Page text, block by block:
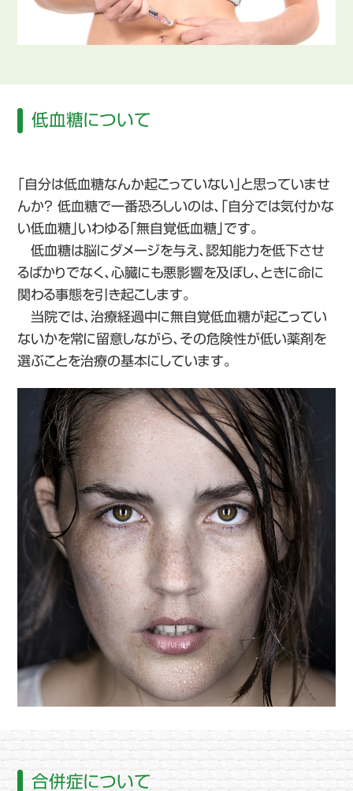
低血糖について
「自分は低血糖なんか起こっていない」と思っていませ
んか? 低血糖で一番恐ろしいのは、「自分では気付かな
い低血糖」いわゆる「無自覚低血糖」です。
低血糖は脳にダメージを与え、認知能力を低下させ
るばかりでなく、心臓にも悪影響を及ぼし、ときに命に
関わる事態を引き起こします。
当院では、治療経過中に無自覚低血糖が起こってい
ないかを常に留意しながら、その危険性が低い薬剤を
選ぶことを治療の基本にしています。
合併症について